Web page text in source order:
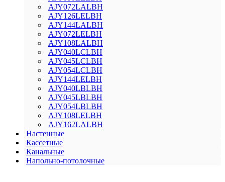
AJY072LALBH
AJY126LELBH
AJY144LALBH
AJY072LELBH
AJY108LALBH
AJY040LCLBH
AJY045LCLBH
AJY054LCLBH
AJY144LELBH
AJY040LBLBH
AJY045LBLBH
AJY054LBLBH
AJY108LELBH
AJY162LALBH
Настенные
Кассетные
Канальные
Напольно-потолочные